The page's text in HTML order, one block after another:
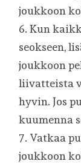
joukkoon
6. Kun
seokseen,
joukkoon
liivatteista
hyvin. Jos
kuumenna
7. Vatkaa
joukkoon